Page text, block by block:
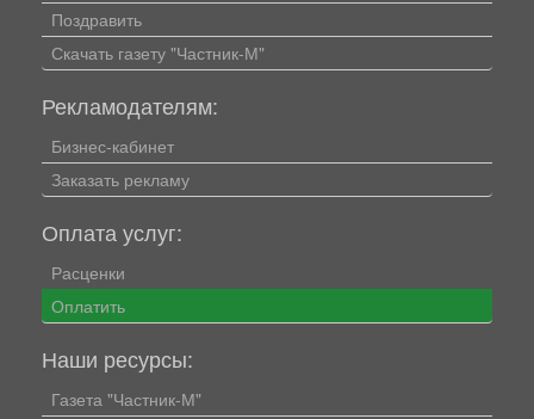
Поздравить
Скачать газету "Частник-М"
Рекламодателям:
Бизнес-кабинет
Заказать рекламу
Оплата услуг:
Расценки
Оплатить
Наши ресурсы:
Газета "Частник-М"